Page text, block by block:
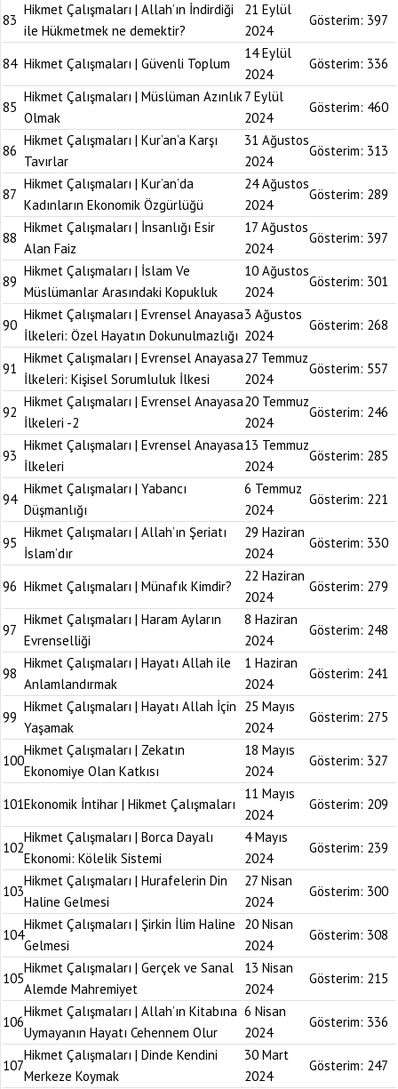
83
Hikmet Çalışmaları | Allah’ın İndirdiği
ile Hükmetmek ne demektir?
21 Eylül
2024
Gösterim: 397
84 Hikmet Çalışmaları | Güvenli Toplum
14 Eylül
2024
Gösterim: 336
85
Hikmet Çalışmaları | Müslüman Azınlık
Olmak
7 Eylül
2024
Gösterim: 460
86
Hikmet Çalışmaları | Kur’an’a Karşı
Tavırlar
31 Ağustos
2024
Gösterim: 313
87
Hikmet Çalışmaları | Kur’an’da
Kadınların Ekonomik Özgürlüğü
24 Ağustos
2024
Gösterim: 289
88
Hikmet Çalışmaları | İnsanlığı Esir
Alan Faiz
17 Ağustos
2024
Gösterim: 397
89
Hikmet Çalışmaları | İslam Ve
Müslümanlar Arasındaki Kopukluk
10 Ağustos
2024
Gösterim: 301
90
Hikmet Çalışmaları | Evrensel Anayasa
İlkeleri: Özel Hayatın Dokunulmazlığı
3 Ağustos
2024
Gösterim: 268
91
Hikmet Çalışmaları | Evrensel Anayasa
İlkeleri: Kişisel Sorumluluk İlkesi
27 Temmuz
2024
Gösterim: 557
92
Hikmet Çalışmaları | Evrensel Anayasa
İlkeleri -2
20 Temmuz
2024
Gösterim: 246
93
Hikmet Çalışmaları | Evrensel Anayasa
İlkeleri
13 Temmuz
2024
Gösterim: 285
94
Hikmet Çalışmaları | Yabancı
Düşmanlığı
6 Temmuz
2024
Gösterim: 221
95
Hikmet Çalışmaları | Allah’ın Şeriatı
İslam’dır
29 Haziran
2024
Gösterim: 330
96 Hikmet Çalışmaları | Münafık Kimdir?
22 Haziran
2024
Gösterim: 279
97
Hikmet Çalışmaları | Haram Ayların
Evrenselliği
8 Haziran
2024
Gösterim: 248
98
Hikmet Çalışmaları | Hayatı Allah ile
Anlamlandırmak
1 Haziran
2024
Gösterim: 241
99
Hikmet Çalışmaları | Hayatı Allah İçin
Yaşamak
25 Mayıs
2024
Gösterim: 275
100
Hikmet Çalışmaları | Zekatın
Ekonomiye Olan Katkısı
18 Mayıs
2024
Gösterim: 327
101Ekonomik İntihar | Hikmet Çalışmaları
11 Mayıs
2024
Gösterim: 209
102
Hikmet Çalışmaları | Borca Dayalı
Ekonomi: Kölelik Sistemi
4 Mayıs
2024
Gösterim: 239
103
Hikmet Çalışmaları | Hurafelerin Din
Haline Gelmesi
27 Nisan
2024
Gösterim: 300
104
Hikmet Çalışmaları | Şirkin İlim Haline
Gelmesi
20 Nisan
2024
Gösterim: 308
105
Hikmet Çalışmaları | Gerçek ve Sanal
Alemde Mahremiyet
13 Nisan
2024
Gösterim: 215
106
Hikmet Çalışmaları | Allah’ın Kitabına
Uymayanın Hayatı Cehennem Olur
6 Nisan
2024
Gösterim: 336
107
Hikmet Çalışmaları | Dinde Kendini
Merkeze Koymak
30 Mart
2024
Gösterim: 247